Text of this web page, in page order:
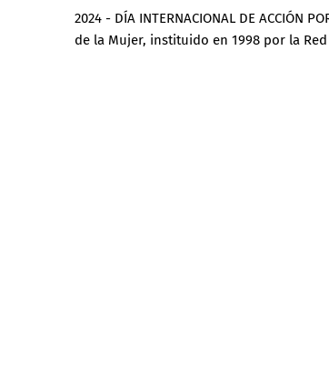
2024 - DÍA INTERNACIONAL DE ACCIÓN
de la Mujer, instituido en 1998 por la